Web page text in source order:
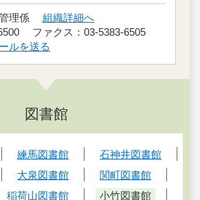
理係 組織詳細へ
ファクス：03-5383-6505
ルを送る
図書館
練馬図書館
石神井図書館
大泉図書館
関町図書館
稲荷山図書館 小竹図書館